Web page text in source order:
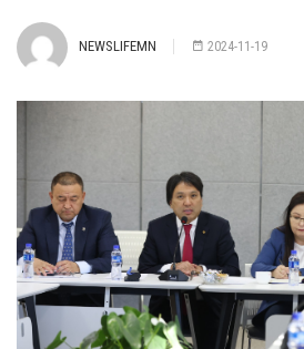
NEWSLIFEMN 2024-11-19